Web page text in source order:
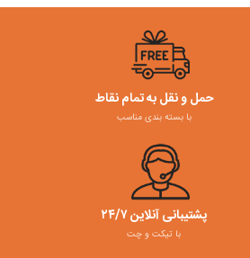
حمل و نقل به تمام نقاط
با بسته بندی مناسب
پشتیبانی آنلاین ۲۴/۷
با تیکت و چت